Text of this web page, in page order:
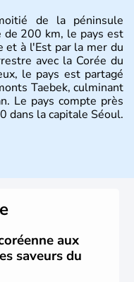
de la péninsule
de 200 km, le pays est
et à l'Est par la mer du
avec la Corée du
le pays est partagé
Taebek, culminant
Le pays compte près
dans la capitale Séoul.
en sont les deux
sa culture avec la
s’y sont déroulés en
Monde de football en
aux
saveurs du